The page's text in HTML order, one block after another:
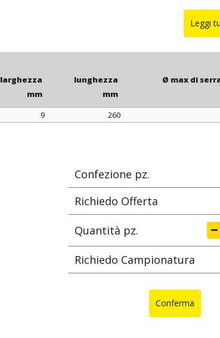
Leggi
larghezza
mm
lunghezza
mm
Ø max di
9 260
Confezione pz.
Richiedo Offerta
Quantità pz.
Richiedo Campionatura
Conferma